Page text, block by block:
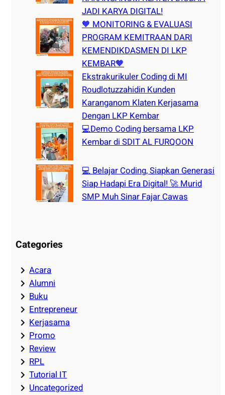
JADI KARYA DIGITAL!
🧡 MONITORING & EVALUASI
PROGRAM KEMITRAAN DARI
KEMENDIKDASMEN DI LKP
KEMBAR🧡
Ekstrakurikuler Coding di MI
Roudlotuzzahidin Kunden
Karanganom Klaten Kerjasama
Dengan LKP Kembar
💻Demo Coding bersama LKP
Kembar di SDIT AL FURQOON
💻 Belajar Coding, Siapkan Generasi
Siap Hadapi Era Digital! 🚀 Murid
SMP Muh Sinar Fajar Cawas
Categories
Acara
Alumni
Buku
Entrepreneur
Kerjasama
Promo
Review
RPL
Tutorial IT
Uncategorized